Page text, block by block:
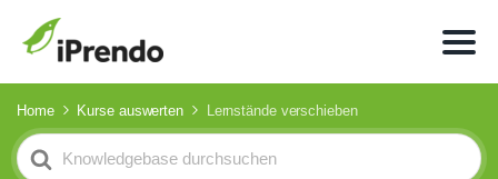
Home Kurse auswerten Lernstände verschieben
Search